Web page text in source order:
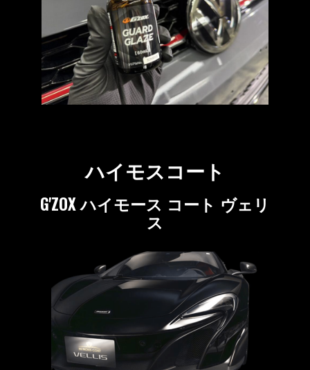
ハイモスコート
G'ZOX ハイモース コート ヴェリ
ス